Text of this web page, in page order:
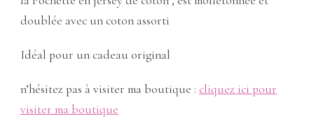
doublée avec un coton assorti
Idéal pour un cadeau original
n’hésitez pas à visiter ma boutique : cliquez ici pour
visiter ma boutique